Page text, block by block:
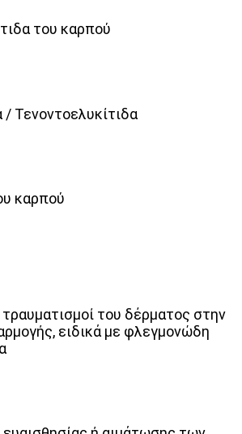
του καρπού
/ Τενοντοελυκίτιδα
καρπού
του δέρματος στην
ειδικά με φλεγμονώδη